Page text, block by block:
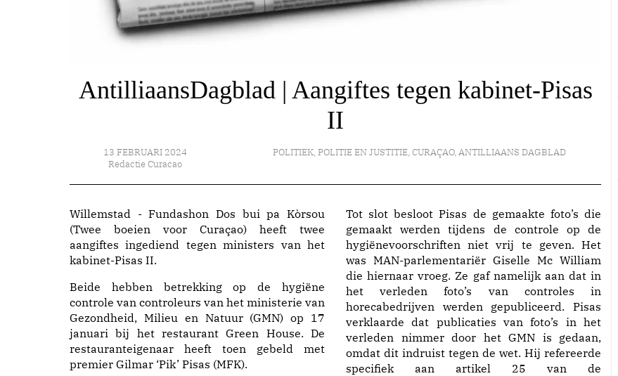
AntilliaansDagblad | Aangiftes tegen kabinet-Pisas
II
13 FEBRUARI 2024
Redactie Curacao
POLITIEK,POLITIE EN JUSTITIE,CURAÇAO,ANTILLIAANS DAGBLAD
Willemstad - Fundashon Dos bui pa Kòrsou
(Twee boeien voor Curaçao) heeft twee
aangiftes ingediend tegen ministers van het
kabinet-Pisas II.
Beide hebben betrekking op de hygiëne
controle van controleurs van het ministerie van
Gezondheid, Milieu en Natuur (GMN) op 17
januari bij het restaurant Green House. De
restauranteigenaar heeft toen gebeld met
premier Gilmar ‘Pik’ Pisas (MFK).
Tot slot besloot Pisas de gemaakte foto’s die
gemaakt werden tijdens de controle op de
hygiënevoorschriften niet vrij te geven. Het
was MAN-parlementariër Giselle Mc William
die hiernaar vroeg. Ze gaf namelijk aan dat in
het verleden foto’s van controles in
horecabedrijven werden gepubliceerd. Pisas
verklaarde dat publicaties van foto’s in het
verleden nimmer door het GMN is gedaan,
omdat dit indruist tegen de wet. Hij refereerde
specifiek aan artikel 25 van de